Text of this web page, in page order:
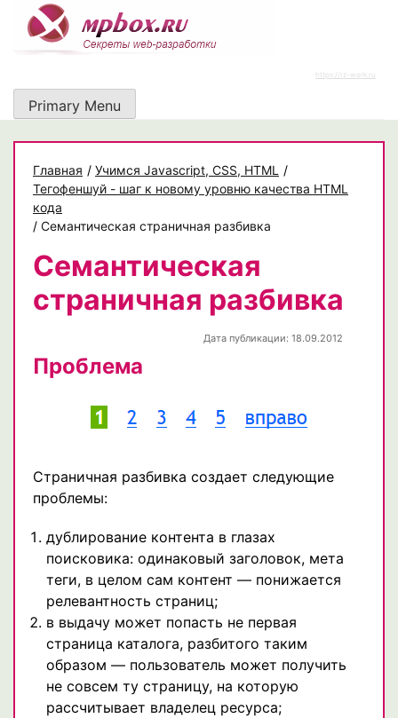
content
https://rz-work.ru
Primary Menu
Главная / Учимся Javascript, CSS, HTML
/
Тегофеншуй - шаг к новому уровню качества HTML
кода
/ Семантическая страничная разбивка
Семантическая
страничная разбивка
Дата публикации: 18.09.2012
Проблема
Страничная разбивка создает следующие
проблемы:
дублирование контента в глазах
поисковика: одинаковый заголовок, мета
теги, в целом сам контент — понижается
релевантность страниц;
в выдачу может попасть не первая
страница каталога, разбитого таким
образом — пользователь может получить
не совсем ту страницу, на которую
рассчитывает владелец ресурса;